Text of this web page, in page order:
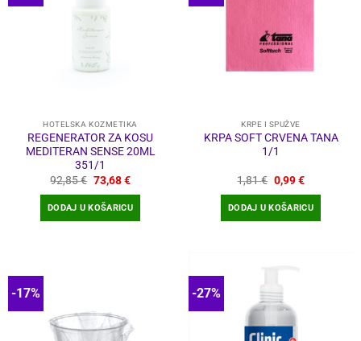
Opcije
se
mogu
odabrati
na
HOTELSKA KOZMETIKA
REGENERATOR ZA KOSU
MEDITERAN SENSE 20ML
351/1
92,85€ Izvorna
cijena
bila
je:
92,85 €.
73,68€Trenutna
73,68 €.
DODAJ U KOŠARICU
KRPE I SPUŽVE
KRPA SOFT CRVENA TANA
1/1
1,81€ Izvorna
cijena
bila
je:
1,81 €.
0,99€Trenutna
0,99 €.
DODAJ U KOŠARICU
-17% -27%